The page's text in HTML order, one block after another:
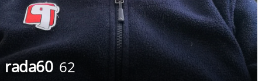
rada60 62